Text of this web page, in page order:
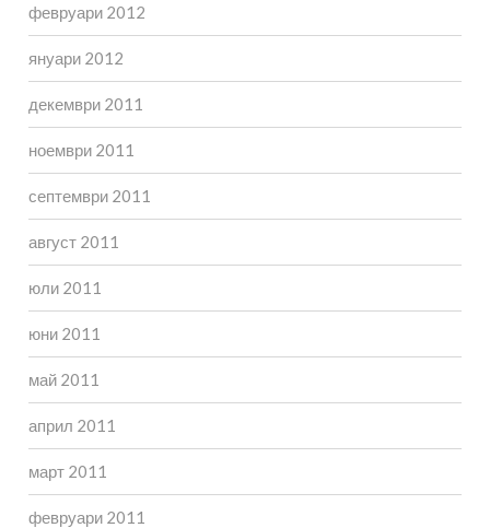
февруари 2012
януари 2012
декември 2011
ноември 2011
септември 2011
август 2011
юли 2011
юни 2011
май 2011
април 2011
март 2011
февруари 2011